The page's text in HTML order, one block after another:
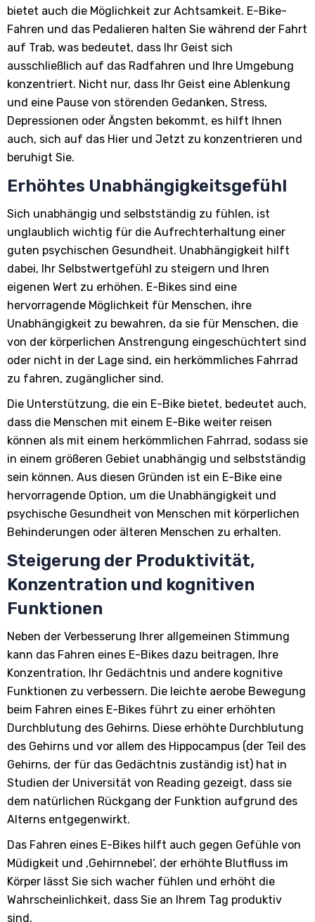
bietet auch die Möglichkeit zur Achtsamkeit. E-Bike-
Fahren und das Pedalieren halten Sie während der Fahrt
auf Trab, was bedeutet, dass Ihr Geist sich
ausschließlich auf das Radfahren und Ihre Umgebung
konzentriert. Nicht nur, dass Ihr Geist eine Ablenkung
und eine Pause von störenden Gedanken, Stress,
Depressionen oder Ängsten bekommt, es hilft Ihnen
auch, sich auf das Hier und Jetzt zu konzentrieren und
beruhigt Sie.
Erhöhtes Unabhängigkeitsgefühl
Sich unabhängig und selbstständig zu fühlen, ist
unglaublich wichtig für die Aufrechterhaltung einer
guten psychischen Gesundheit. Unabhängigkeit hilft
dabei, Ihr Selbstwertgefühl zu steigern und Ihren
eigenen Wert zu erhöhen. E-Bikes sind eine
hervorragende Möglichkeit für Menschen, ihre
Unabhängigkeit zu bewahren, da sie für Menschen, die
von der körperlichen Anstrengung eingeschüchtert sind
oder nicht in der Lage sind, ein herkömmliches Fahrrad
zu fahren, zugänglicher sind.
Die Unterstützung, die ein E-Bike bietet, bedeutet auch,
dass die Menschen mit einem E-Bike weiter reisen
können als mit einem herkömmlichen Fahrrad, sodass sie
in einem größeren Gebiet unabhängig und selbstständig
sein können. Aus diesen Gründen ist ein E-Bike eine
hervorragende Option, um die Unabhängigkeit und
psychische Gesundheit von Menschen mit körperlichen
Behinderungen oder älteren Menschen zu erhalten.
Steigerung der Produktivität,
Konzentration und kognitiven
Funktionen
Neben der Verbesserung Ihrer allgemeinen Stimmung
kann das Fahren eines E-Bikes dazu beitragen, Ihre
Konzentration, Ihr Gedächtnis und andere kognitive
Funktionen zu verbessern. Die leichte aerobe Bewegung
beim Fahren eines E-Bikes führt zu einer erhöhten
Durchblutung des Gehirns. Diese erhöhte Durchblutung
des Gehirns und vor allem des Hippocampus (der Teil des
Gehirns, der für das Gedächtnis zuständig ist) hat in
Studien der Universität von Reading gezeigt, dass sie
dem natürlichen Rückgang der Funktion aufgrund des
Alterns entgegenwirkt.
Das Fahren eines E-Bikes hilft auch gegen Gefühle von
Müdigkeit und ‚Gehirnnebel‘, der erhöhte Blutfluss im
Körper lässt Sie sich wacher fühlen und erhöht die
Wahrscheinlichkeit, dass Sie an Ihrem Tag produktiv
sind.